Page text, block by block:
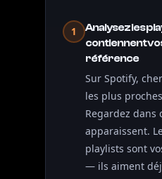
1
Analysez les
contiennent
référence
Sur Spotify,
les plus
Regardez dans
apparaissent.
playlists sont
— ils aiment